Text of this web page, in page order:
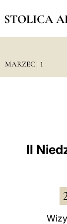
STOLICA
MARZEC 1
II